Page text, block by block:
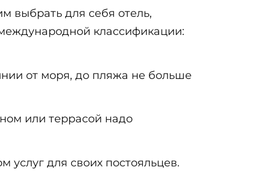
выбрать для себя отель,
классификации:
от моря, до пляжа не больше
или террасой надо
услуг для своих постояльцев.